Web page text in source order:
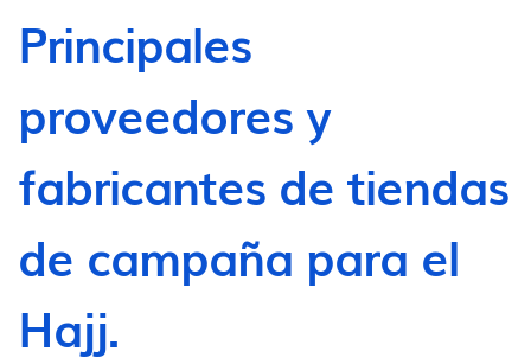
Principales
proveedores y
fabricantes de tiendas
de campaña para el
Hajj.